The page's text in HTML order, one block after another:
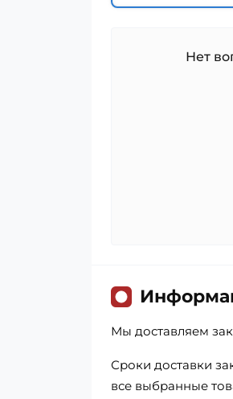
Нет
Мы доставляем
Сроки доставки
все выбранные